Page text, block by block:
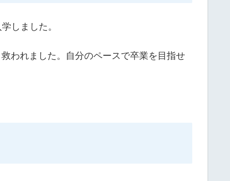
しました。
われました。自分のペースで卒業を目指せ